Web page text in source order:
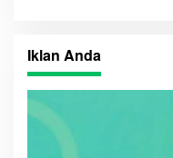
Iklan Anda